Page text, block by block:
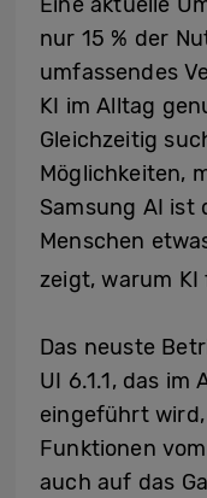
nur 15 % der
umfassendes
KI im Alltag
Gleichzeitig
Möglichkeiten,
Samsung AI ist
Menschen
zeigt, warum
Das neuste
UI 6.1.1, das im
eingeführt
Funktionen
auch auf das